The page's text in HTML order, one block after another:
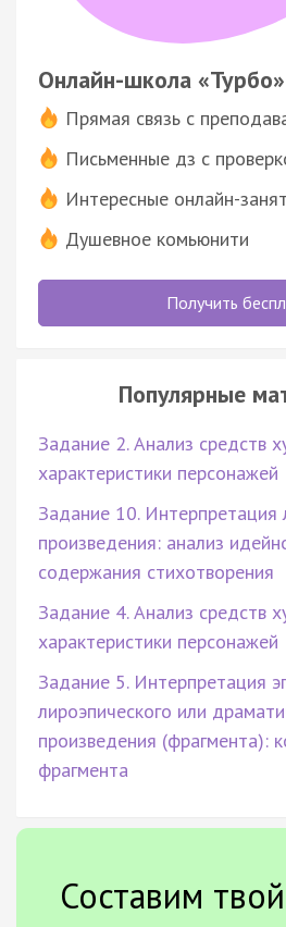
Онлайн-школа «Турбо»
Прямая связь с
Письменные дз с
Интересные онлайн-
Душевное комьюнити
Получить
Популярные
Задание 2. Анализ средств
характеристики персонажей
Задание 10. Интерпретация
произведения: анализ
содержания стихотворения
Задание 4. Анализ средств
характеристики персонажей
Задание 5. Интерпретация
лироэпического или
произведения (фрагмента):
фрагмента
Составим твой